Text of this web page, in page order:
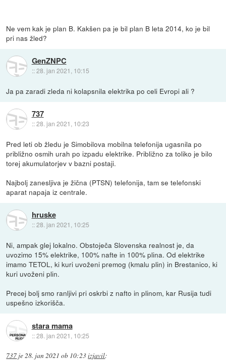
Ne vem kak je plan B. Kakšen pa je bil plan B leta 2014, ko je bil
pri nas žled?
GenZNPC
::28. jan 2021, 10:15
Ja pa zaradi zleda ni kolapsnila elektrika po celi Evropi ali ?
737
::28. jan 2021, 10:23
Pred leti ob žledu je Simobilova mobilna telefonija ugasnila po
približno osmih urah po izpadu elektrike. Približno za toliko je bilo
torej akumulatorjev v bazni postaji.
Najbolj zanesljiva je žična (PTSN) telefonija, tam se telefonski
aparat napaja iz centrale.
hruske
::28. jan 2021, 10:25
Ni, ampak glej lokalno. Obstoječa Slovenska realnost je, da
uvozimo 15% elektrike, 100% nafte in 100% plina. Od elektrike
imamo TETOL, ki kuri uvoženi premog (kmalu plin) in Brestanico, ki
kuri uvoženi plin.
Precej bolj smo ranljivi pri oskrbi z nafto in plinom, kar Rusija tudi
uspešno izkorišča.
stara mama
::28. jan 2021, 10:25
737 je28. jan 2021 ob 10:23izjavil: